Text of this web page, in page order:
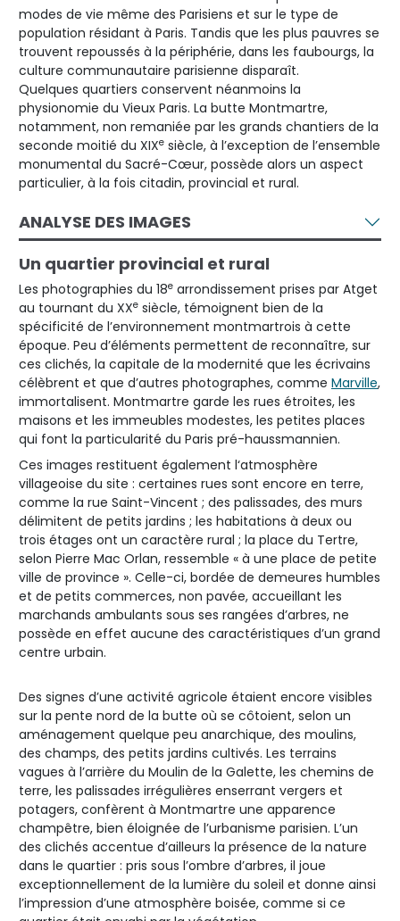
modes de vie même des Parisiens et sur le type de
population résidant à Paris. Tandis que les plus pauvres se
trouvent repoussés à la périphérie, dans les faubourgs, la
culture communautaire parisienne disparaît.
Quelques quartiers conservent néanmoins la
physionomie du Vieux Paris. La butte Montmartre,
notamment, non remaniée par les grands chantiers de la
seconde moitié du XIXe siècle, à l’exception de l’ensemble
monumental du Sacré-Cœur, possède alors un aspect
particulier, à la fois citadin, provincial et rural.
ANALYSE DES IMAGES
Un quartier provincial et rural
Les photographies du 18e arrondissement prises par Atget
au tournant du XXe siècle, témoignent bien de la
spécificité de l’environnement montmartrois à cette
époque. Peu d’éléments permettent de reconnaître, sur
ces clichés, la capitale de la modernité que les écrivains
célèbrent et que d’autres photographes, comme Marville,
immortalisent. Montmartre garde les rues étroites, les
maisons et les immeubles modestes, les petites places
qui font la particularité du Paris pré-haussmannien.
Ces images restituent également l‘atmosphère
villageoise du site : certaines rues sont encore en terre,
comme la rue Saint-Vincent ; des palissades, des murs
délimitent de petits jardins ; les habitations à deux ou
trois étages ont un caractère rural ; la place du Tertre,
selon Pierre Mac Orlan, ressemble « à une place de petite
ville de province ». Celle-ci, bordée de demeures humbles
et de petits commerces, non pavée, accueillant les
marchands ambulants sous ses rangées d’arbres, ne
possède en effet aucune des caractéristiques d’un grand
centre urbain.
Des signes d’une activité agricole étaient encore visibles
sur la pente nord de la butte où se côtoient, selon un
aménagement quelque peu anarchique, des moulins,
des champs, des petits jardins cultivés. Les terrains
vagues à l’arrière du Moulin de la Galette, les chemins de
terre, les palissades irrégulières enserrant vergers et
potagers, confèrent à Montmartre une apparence
champêtre, bien éloignée de l’urbanisme parisien. L’un
des clichés accentue d’ailleurs la présence de la nature
dans le quartier : pris sous l’ombre d’arbres, il joue
exceptionnellement de la lumière du soleil et donne ainsi
l’impression d’une atmosphère boisée, comme si ce